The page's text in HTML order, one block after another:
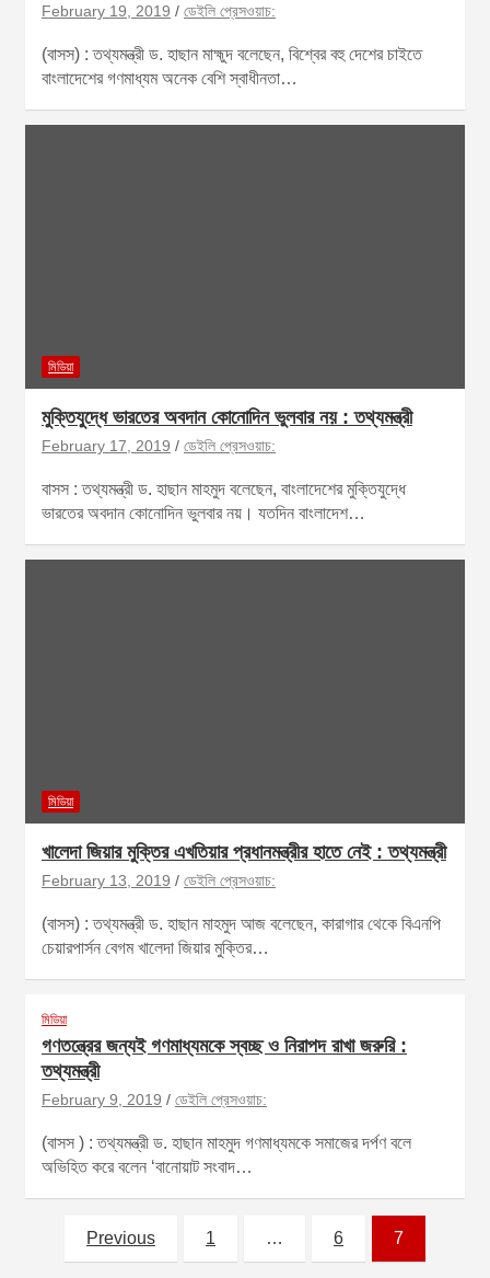
February 19, 2019 ডেইলি প্রেসওয়াচ:
(বাসস) : তথ্যমন্ত্রী ড. হাছান মাহ্মুদ বলেছেন, বিশ্বের বহু দেশের চাইতে
বাংলাদেশের গণমাধ্যম অনেক বেশি স্বাধীনতা…
মিডিয়া
মুক্তিযুদ্ধে ভারতের অবদান কোনোদিন ভুলবার নয় : তথ্যমন্ত্রী
February 17, 2019 ডেইলি প্রেসওয়াচ:
বাসস : তথ্যমন্ত্রী ড. হাছান মাহমুদ বলেছেন, বাংলাদেশের মুক্তিযুদ্ধে
ভারতের অবদান কোনোদিন ভুলবার নয়। যতদিন বাংলাদেশ…
মিডিয়া
খালেদা জিয়ার মুক্তির এখতিয়ার প্রধানমন্ত্রীর হাতে নেই : তথ্যমন্ত্রী
February 13, 2019 ডেইলি প্রেসওয়াচ:
(বাসস) : তথ্যমন্ত্রী ড. হাছান মাহমুদ আজ বলেছেন, কারাগার থেকে বিএনপি
চেয়ারপার্সন বেগম খালেদা জিয়ার মুক্তির…
মিডিয়া
গণতন্ত্রের জন্যই গণমাধ্যমকে স্বচ্ছ ও নিরাপদ রাখা জরুরি :
তথ্যমন্ত্রী
February 9, 2019 ডেইলি প্রেসওয়াচ:
(বাসস ) : তথ্যমন্ত্রী ড. হাছান মাহমুদ গণমাধ্যমকে সমাজের দর্পণ বলে
অভিহিত করে বলেন ‘বানোয়াট সংবাদ…
Previous 1 … 6 7